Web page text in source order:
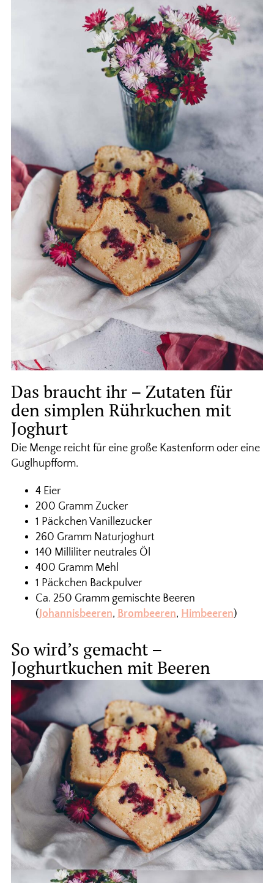
Das braucht ihr – Zutaten für
den simplen Rührkuchen mit
Joghurt
Die Menge reicht für eine große Kastenform oder eine
Guglhupfform.
4 Eier
200 Gramm Zucker
1 Päckchen Vanillezucker
260 Gramm Naturjoghurt
140 Milliliter neutrales Öl
400 Gramm Mehl
1 Päckchen Backpulver
Ca. 250 Gramm gemischte Beeren
( Johannisbeeren, Brombeeren, Himbeeren)
So wird’s gemacht –
Joghurtkuchen mit Beeren